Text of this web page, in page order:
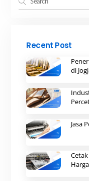
Recent Post
di
Jasa